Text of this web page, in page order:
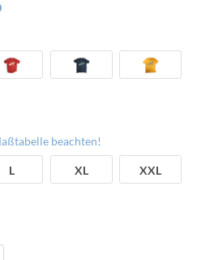
beachten!
L XL XXL